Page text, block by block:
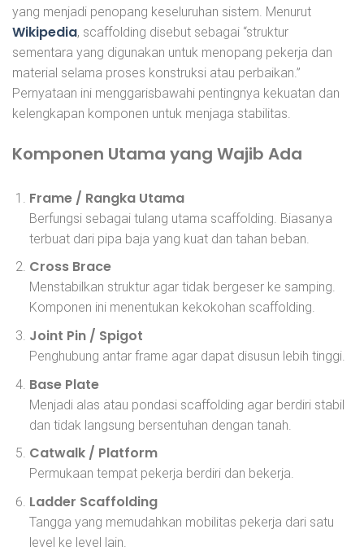
yang menjadi penopang keseluruhan sistem. Menurut
Wikipedia, scaffolding disebut sebagai “struktur
sementara yang digunakan untuk menopang pekerja dan
material selama proses konstruksi atau perbaikan.”
Pernyataan ini menggarisbawahi pentingnya kekuatan dan
kelengkapan komponen untuk menjaga stabilitas.
Komponen Utama yang Wajib Ada
Frame / Rangka Utama
Berfungsi sebagai tulang utama scaffolding. Biasanya
terbuat dari pipa baja yang kuat dan tahan beban.
Cross Brace
Menstabilkan struktur agar tidak bergeser ke samping.
Komponen ini menentukan kekokohan scaffolding.
Joint Pin / Spigot
Penghubung antar frame agar dapat disusun lebih tinggi.
Base Plate
Menjadi alas atau pondasi scaffolding agar berdiri stabil
dan tidak langsung bersentuhan dengan tanah.
Catwalk / Platform
Permukaan tempat pekerja berdiri dan bekerja.
Ladder Scaffolding
Tangga yang memudahkan mobilitas pekerja dari satu
level ke level lain.